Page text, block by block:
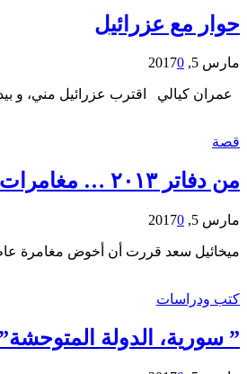
حوار مع عزرائيل
مارس 5, 2017 0
عمران كيالي اقترب عزرائيل مني، و
قصة
من دفاتر ٢٠١٣ … مغامرات رجل ستيني
مارس 5, 2017 0
ميخائيل سعد قررت أن أخوض مغامرة
كتب ودراسات
” سورية، الدولة